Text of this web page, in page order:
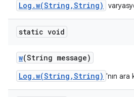
Log.w(String,String)
static void
w(String message)
Log.w(String,String) 'nın ara